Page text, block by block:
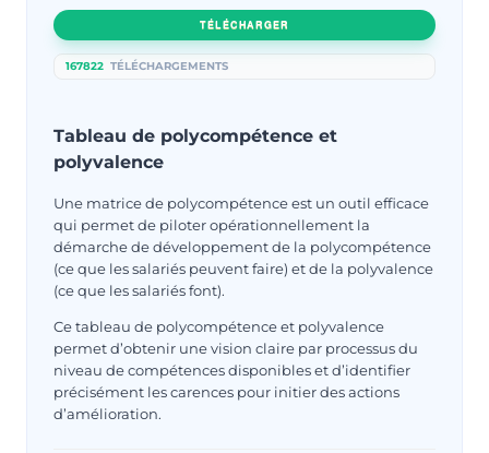
TÉLÉCHARGER
167822 TÉLÉCHARGEMENTS
Tableau de polycompétence et
polyvalence
Une matrice de polycompétence est un outil efficace
qui permet de piloter opérationnellement la
démarche de développement de la polycompétence
(ce que les salariés peuvent faire) et de la polyvalence
(ce que les salariés font).
Ce tableau de polycompétence et polyvalence
permet d’obtenir une vision claire par processus du
niveau de compétences disponibles et d’identifier
précisément les carences pour initier des actions
d’amélioration.